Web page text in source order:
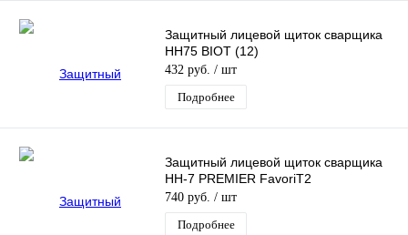
Защитный лицевой щиток сварщика
НН75 BIOT (12)
432 руб. / шт
Подробнее
Защитный лицевой щиток сварщика
HH-7 PREMIER FavoriT2
740 руб. / шт
Подробнее